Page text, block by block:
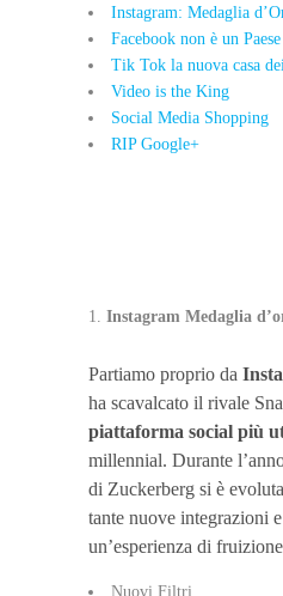
Instagram: Medaglia
Facebook non è un
Tik Tok la nuova casa
Video is the King
Social Media Shopping
RIP Google+
Instagram Medaglia
Partiamo proprio da
ha scavalcato il rivale
piattaforma social più
millennial. Durante
di Zuckerberg si è
tante nuove integrazioni
un’esperienza di
Nuovi Filtri